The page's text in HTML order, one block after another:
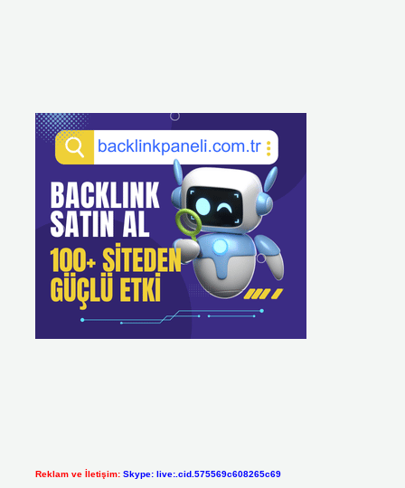
Reklam ve İletişim: Skype: live:.cid.575569c608265c69